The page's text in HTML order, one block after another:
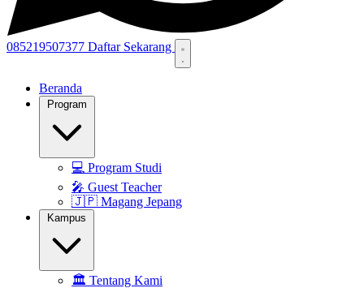
085219507377 Daftar Sekarang
Beranda
💻 Program Studi
🎤 Guest Teacher
🇯🇵 Magang Jepang
🏛️ Tentang Kami